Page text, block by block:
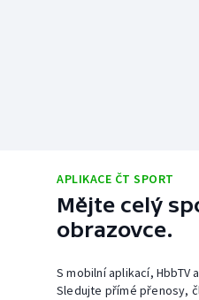
APLIKACE ČT SPORT
Mějte celý
obrazovce.
S mobilní aplikací,
Sledujte přímé přenosy,